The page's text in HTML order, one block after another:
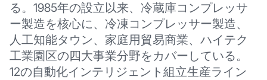
る。1985年の設立以来、冷蔵庫コンプレッサ
ー製造を核心に、冷凍コンプレッサー製造、
人工知能タウン、家庭用貿易商業、ハイテク
工業園区の四大事業分野をカバーしている。
12の自動化インテリジェント組立生産ライン